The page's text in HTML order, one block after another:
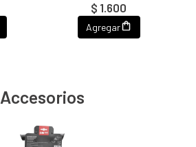
$ 1.600
Agregar
Accesorios